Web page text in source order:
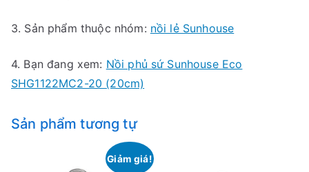
3. Sản phẩm thuộc nhóm: nồi lẻ Sunhouse
4. Bạn đang xem: Nồi phủ sứ Sunhouse Eco
SHG1122MC2-20 (20cm)
Sản phẩm tương tự
Giảm giá!